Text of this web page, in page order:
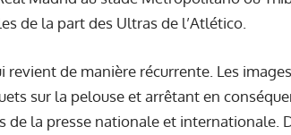
de la part des Ultras de l’Atlético.
revient de manière récurrente. Les
sur la pelouse et arrêtant en
de la presse nationale et internationale.